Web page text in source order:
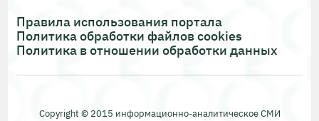
Правила использования портала
Политика обработки файлов cookies
Политика в отношении обработки данных
Copyright © 2015 информационно-аналитическое СМИ